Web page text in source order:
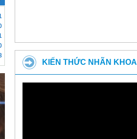
KIẾN THỨC NHÃN KHOA